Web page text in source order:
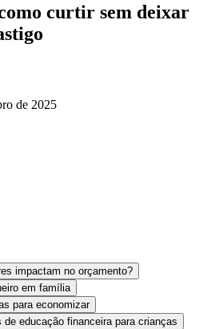
curtir sem deixar
de 2025
impactam no orçamento?
em família
para economizar
de educação financeira para crianças